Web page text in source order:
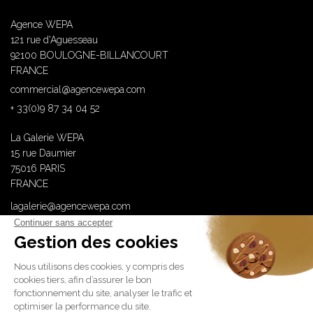
Agence WEPA
121 rue d'Aguesseau
92100 BOULOGNE-BILLANCOURT
FRANCE
commercial@agencewepa.com
+ 33(0)9 87 34 04 52
La Galerie WEPA
15 rue Daumier
75016 PARIS
FRANCE
lagalerie@agencewepa.com
WEPA est membre de
Lauréate Origin’92 – Promotion 2025